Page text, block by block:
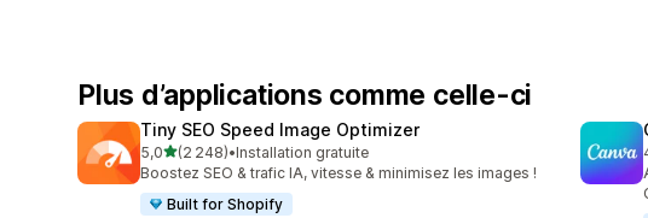
Plus d’applications comme celle-ci
Tiny SEO Speed Image Optimizer
5,0étoile(s) sur 5
(2 248)
2248 avis au total
•Installation gratuite
Boostez SEO & trafic IA, vitesse & minimisez les images !
Built for Shopify